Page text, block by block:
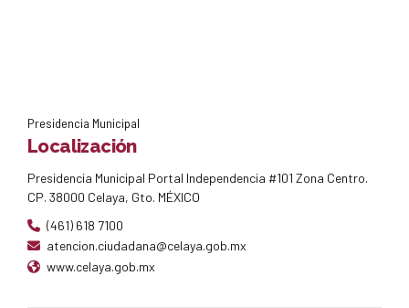
Presidencia Municipal
Localización
Presidencia Municipal Portal Independencia #101 Zona Centro.
CP. 38000 Celaya, Gto. MÉXICO
(461) 618 7100
atencion.ciudadana@celaya.gob.mx
www.celaya.gob.mx